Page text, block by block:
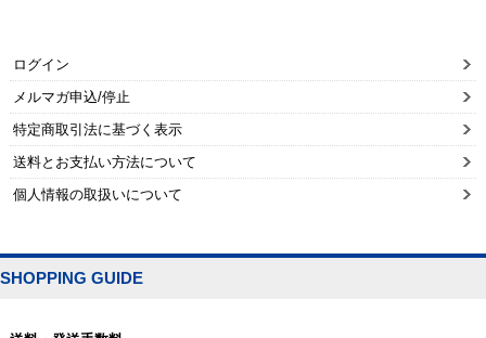
ログイン
メルマガ申込/停止
特定商取引法に基づく表示
送料とお支払い方法について
個人情報の取扱いについて
SHOPPING GUIDE